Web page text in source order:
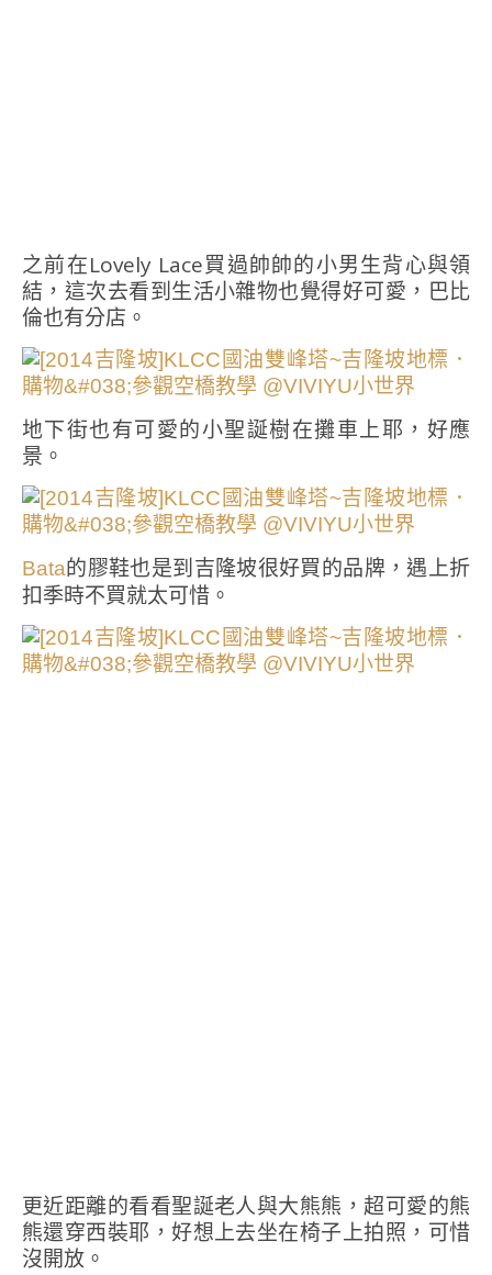
之前在Lovely Lace買過帥帥的小男生背心與領
結，這次去看到生活小雜物也覺得好可愛，巴比
倫也有分店。
地下街也有可愛的小聖誕樹在攤車上耶，好應
景。
Bata的膠鞋也是到吉隆坡很好買的品牌，遇上折
扣季時不買就太可惜。
更近距離的看看聖誕老人與大熊熊，超可愛的熊
熊還穿西裝耶，好想上去坐在椅子上拍照，可惜
沒開放。